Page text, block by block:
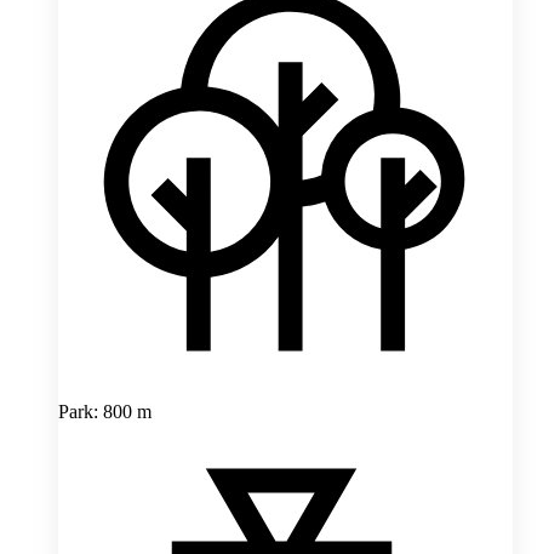
Park: 800 m